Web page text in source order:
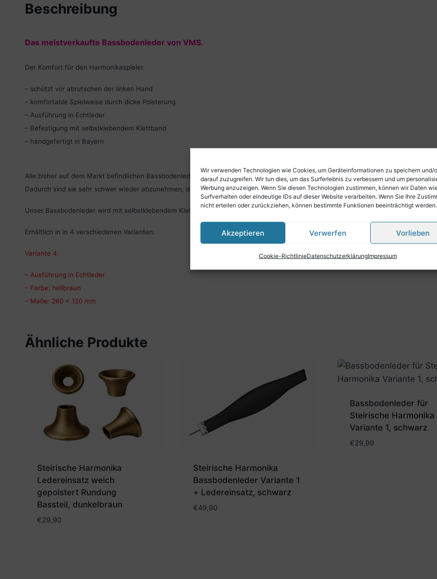
Wir verwenden Technologien wie Cookies, um Geräteinformationen zu speichern und/
darauf zuzugreifen. Wir tun dies, um das Surferlebnis zu verbessern und um
Werbung anzuzeigen. Wenn Sie diesen Technologien zustimmen, können wir Daten
Surfverhalten oder eindeutige IDs auf dieser Website verarbeiten. Wenn Sie Ihre
nicht erteilen oder zurückziehen, können bestimmte Funktionen beeinträchtigt werden.
Akzeptieren Verwerfen Vorlieben
Cookie-RichtlinieDatenschutzerklärungImpressum
Beschreibung
Das meistverkaufte Bassbodenleder von VMS.
Der Komfort für den Harmonikaspieler.
– schützt vor abrutschen der linken Hand
– komfortable Spielweise durch dicke Polsterung
– Ausführung in Echtleder
– Befestigung mit selbstklebendem Klettband
– handgefertigt in Bayern
Alle bisher auf dem Markt befindlichen Bassbodenleder werden mit doppelseitigem Klebeband befestigt.
Dadurch sind sie sehr schwer wieder abzunehmen, da Reste des Klebebands am Bassboden der Harmonika haften.
Unser Bassbodenleder wird mit selbstklebendem Klettverschluss befestigt.
Erhältlich in in 4 verschiedenen Varianten.
Variante 4:
– Ausführung in Echtleder
– Farbe: hellbraun
– Maße: 260 x 120 mm
Ähnliche Produkte
Steirische Harmonika
Ledereinsatz weich
gepolstert Rundung
Bassteil, dunkelbraun
€29,90
Steirische Harmonika
Bassbodenleder Variante 1
+ Ledereinsatz, schwarz
€49,90
Bassbodenleder für
Steirische Harmonika
Variante 1, schwarz
€29,99